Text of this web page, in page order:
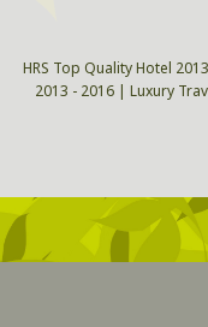
HRS Top Quality Hotel
2013 - 2016 | Luxury